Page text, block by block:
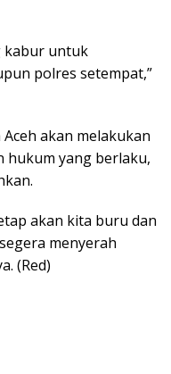
kabur untuk
polres setempat,”
akan melakukan
hukum yang berlaku,
akan kita buru dan
menyerah
(Red)